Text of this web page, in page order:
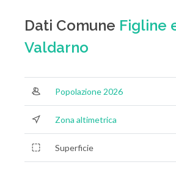
Dati Comune Figline
Valdarno
Popolazione 2026
Zona altimetrica
Superficie